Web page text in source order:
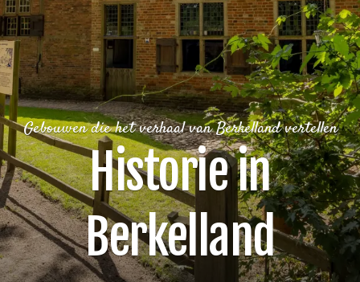
Gebouwen die het verhaal van Berkelland vertellen
Historie in
Berkelland